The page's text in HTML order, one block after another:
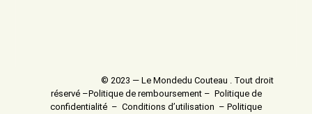
© 2023 — Le Mondedu Couteau . Tout droit
réservé –Politique de remboursement – Politique de
confidentialité – Conditions d’utilisation – Politique